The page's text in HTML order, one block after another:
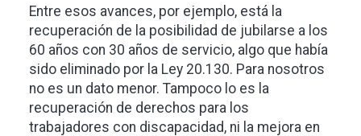
Entre esos avances, por ejemplo, está la
recuperación de la posibilidad de jubilarse a los
60 años con 30 años de servicio, algo que había
sido eliminado por la Ley 20.130. Para nosotros
no es un dato menor. Tampoco lo es la
recuperación de derechos para los
trabajadores con discapacidad, ni la mejora en